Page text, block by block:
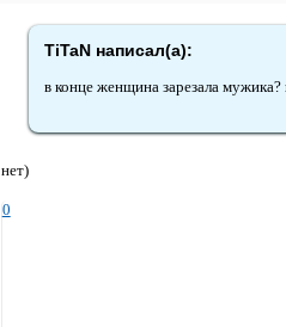
TiTaN написал(а):
в конце женщина зарезала
нет)
0